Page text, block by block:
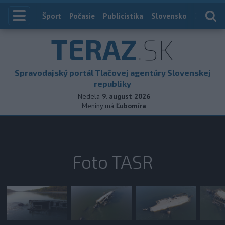
Index
Šport Počasie Publicistika Slovensko
TERAZ.SK
Spravodajský portál Tlačovej agentúry Slovenskej
republiky
Nedela 9. august 2026
Meniny má Ľubomíra
Foto TASR